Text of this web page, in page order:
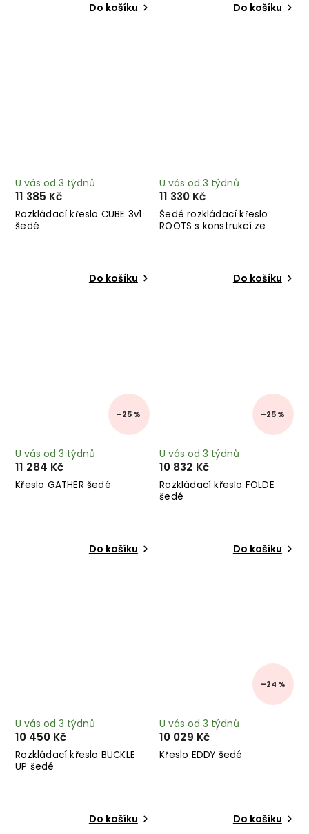
Do košíku Do košíku
Rozkládací křeslo CUBE 3v1
šedé
U vás od 3 týdnů
11 385 Kč
Do košíku
Šedé rozkládací křeslo
ROOTS s konstrukcí ze
U vás od 3 týdnů
11 330 Kč
Do košíku
–25 %
Křeslo GATHER šedé
U vás od 3 týdnů
11 284 Kč
Do košíku
–25 %
Rozkládací křeslo FOLDE
šedé
U vás od 3 týdnů
10 832 Kč
Do košíku
Rozkládací křeslo BUCKLE
UP šedé
U vás od 3 týdnů
10 450 Kč
Do košíku
–24 %
Křeslo EDDY šedé
U vás od 3 týdnů
10 029 Kč
Do košíku